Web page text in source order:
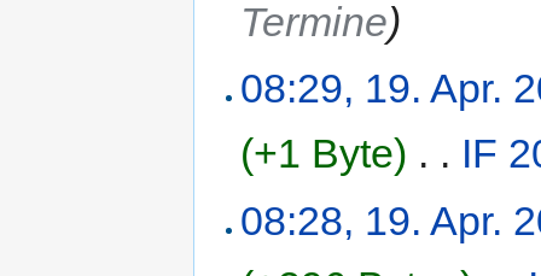
Termine)
08:29, 19. Apr.
(+1 Byte) . . IF
08:28, 19. Apr.